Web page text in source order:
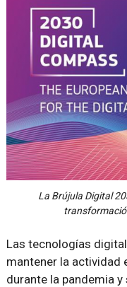
La Brújula Digital
Las tecnologías
mantener la actividad
durante la pandemia